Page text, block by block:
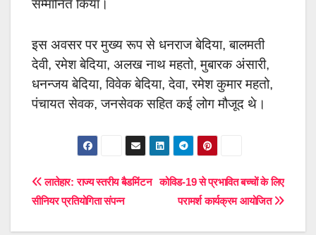
सम्मानित किया।
इस अवसर पर मुख्य रूप से धनराज बेदिया, बालमती
देवी, रमेश बेदिया, अलख नाथ महतो, मुबारक अंसारी,
धनन्जय बेदिया, विवेक बेदिया, देवा, रमेश कुमार महतो,
पंचायत सेवक, जनसेवक सहित कई लोग मौजूद थे।
Post
navigation
कोविड-19 से प्रभावित बच्चों के लिए
परामर्श कार्यक्रम आयोजित
लातेहार: राज्य स्तरीय बैडमिंटन
सीनियर प्रतियोगिता संपन्न